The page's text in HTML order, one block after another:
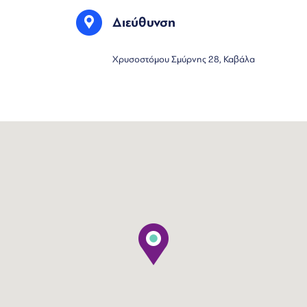
Διεύθυνση
Χρυσοστόμου Σμύρνης 28, Καβάλα